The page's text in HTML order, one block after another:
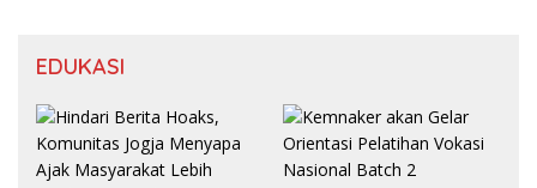
EDUKASI